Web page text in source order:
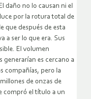
daño no lo causan ni el
por la rotura total de
que después de esta
a ser lo que era. Sus
El volumen
generarían es cercano a
compañías, pero la
de onzas de
compró el título a un